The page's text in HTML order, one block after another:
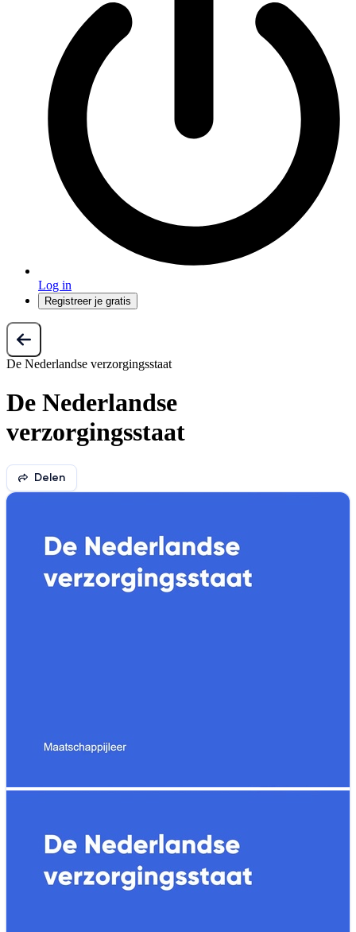
Log in
Registreer je gratis
De Nederlandse verzorgingsstaat
De Nederlandse
verzorgingsstaat
Delen